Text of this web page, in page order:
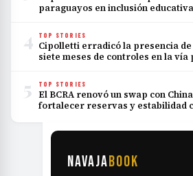
paraguayos en inclusión educativa
4 TOP STORIES
Cipolletti erradicó la presencia
siete meses de controles en la vía
5 TOP STORIES
El BCRA renovó un swap con
fortalecer reservas y estabilidad
NAVAJABOOK